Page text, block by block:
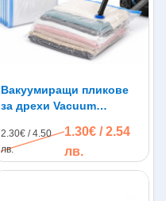
Вакуумиращи пликове
за дрехи Vacuum
2.30€ / 4.50
лв.
1.30€ / 2.54
лв.